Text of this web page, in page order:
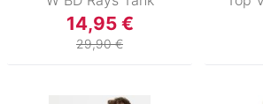
14,95 €
29,90 €